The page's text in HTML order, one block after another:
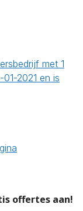
met 1
2021 en is
offertes aan!